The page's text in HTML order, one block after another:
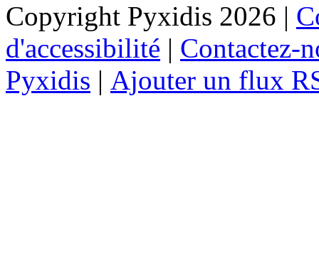
Copyright Pyxidis 2026 |
d'accessibilité | Contactez-
Pyxidis | Ajouter un flux